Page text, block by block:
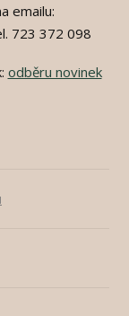
emailu:
723 372 098
odběru novinek